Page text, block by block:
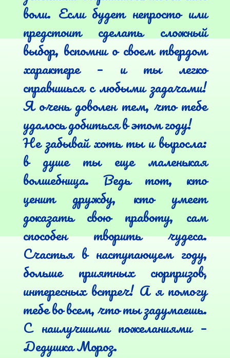
воли. Если будет непросто или
предстоит сделать сложный
выбор, вспомни о своем твердом
характере – и ты легко
справишься с любыми задачами!
Я очень доволен тем, что тебе
удалось добиться в этом году!
Не забывай хоть ты и выросла:
в душе ты еще маленькая
волшебница. Ведь тот, кто
ценит дружбу, кто умеет
доказать свою правоту, сам
способен творить чудеса.
Счастья в наступающем году,
больше приятных сюрпризов,
интересных встреч! А я помогу
тебе во всем, что ты задумаешь.
С наилучшими пожеланиями –
Дедушка Мороз.